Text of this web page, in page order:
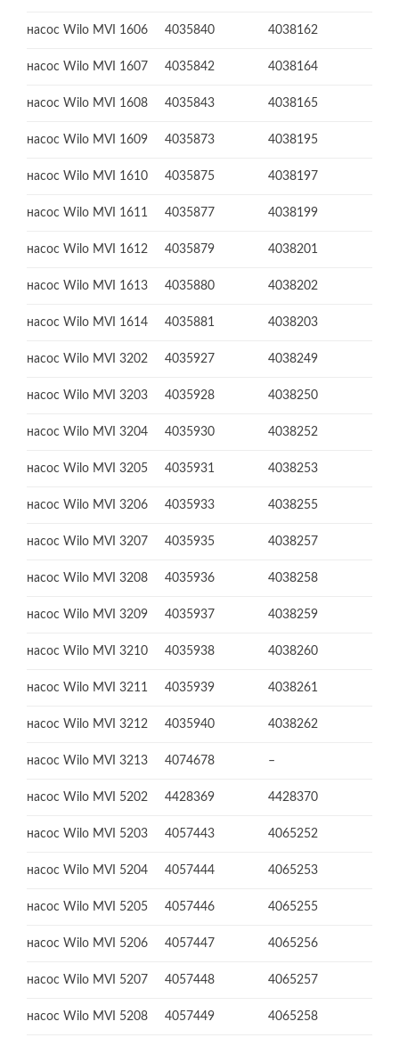
насос Wilo MVI 1606 4035840 4038162
насос Wilo MVI 1607 4035842 4038164
насос Wilo MVI 1608 4035843 4038165
насос Wilo MVI 1609 4035873 4038195
насос Wilo MVI 1610 4035875 4038197
насос Wilo MVI 1611 4035877 4038199
насос Wilo MVI 1612 4035879 4038201
насос Wilo MVI 1613 4035880 4038202
насос Wilo MVI 1614 4035881 4038203
насос Wilo MVI 3202 4035927 4038249
насос Wilo MVI 3203 4035928 4038250
насос Wilo MVI 3204 4035930 4038252
насос Wilo MVI 3205 4035931 4038253
насос Wilo MVI 3206 4035933 4038255
насос Wilo MVI 3207 4035935 4038257
насос Wilo MVI 3208 4035936 4038258
насос Wilo MVI 3209 4035937 4038259
насос Wilo MVI 3210 4035938 4038260
насос Wilo MVI 3211 4035939 4038261
насос Wilo MVI 3212 4035940 4038262
насос Wilo MVI 3213 4074678 –
насос Wilo MVI 5202 4428369 4428370
насос Wilo MVI 5203 4057443 4065252
насос Wilo MVI 5204 4057444 4065253
насос Wilo MVI 5205 4057446 4065255
насос Wilo MVI 5206 4057447 4065256
насос Wilo MVI 5207 4057448 4065257
насос Wilo MVI 5208 4057449 4065258